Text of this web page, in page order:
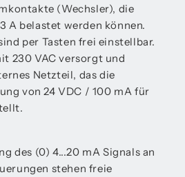
(Wechsler), die
A belastet werden können.
per Tasten frei einstellbar.
230 VAC versorgt und
Netzteil, das die
von 24 VDC / 100 mA für
des (0) 4...20 mA Signals an
stehen freie